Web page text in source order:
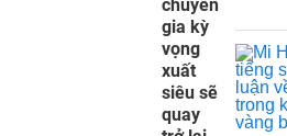
chuyên
gia kỳ
vọng
xuất
siêu sẽ
quay